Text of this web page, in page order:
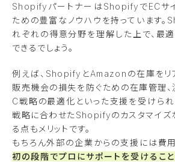
ShopifyパートナーはShopifyでECサ
ための豊富なノウハウを持っています
れぞれの得意分野を理解した上で、最
できるでしょう。
例えば、ShopifyとAmazonの在庫をリ
販売機会の損失を防ぐための在庫管理、
C戦略の最適化といった支援を受けられ
戦略に合わせたShopifyのカスタマイズ
る点もメリットです。
もちろん外部の企業からの支援には費
初の段階でプロにサポートを受けること